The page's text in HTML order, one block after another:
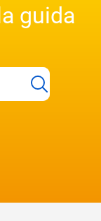
guida